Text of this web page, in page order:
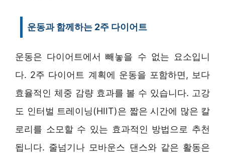
운동과 함께하는 2주 다이어트
운동은 다이어트에서 빼놓을 수 없는 요소입니
다. 2주 다이어트 계획에 운동을 포함하면, 보다
효율적인 체중 감량 효과를 볼 수 있습니다. 고강
도 인터벌 트레이닝(HIIT)은 짧은 시간에 많은 칼
로리를 소모할 수 있는 효과적인 방법으로 추천
됩니다. 줄넘기나 모바운스 댄스와 같은 활동은